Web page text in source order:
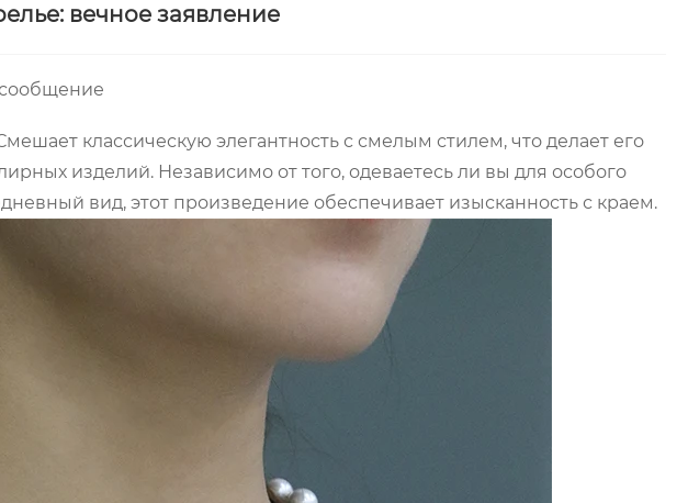
вечное заявление
классическую элегантность с смелым стилем, что делает его
изделий. Независимо от того, одеваетесь ли вы для особого
вид, этот произведение обеспечивает изысканность с краем.